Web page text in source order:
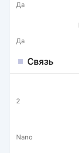
Да
Да
Связь
2
Nano